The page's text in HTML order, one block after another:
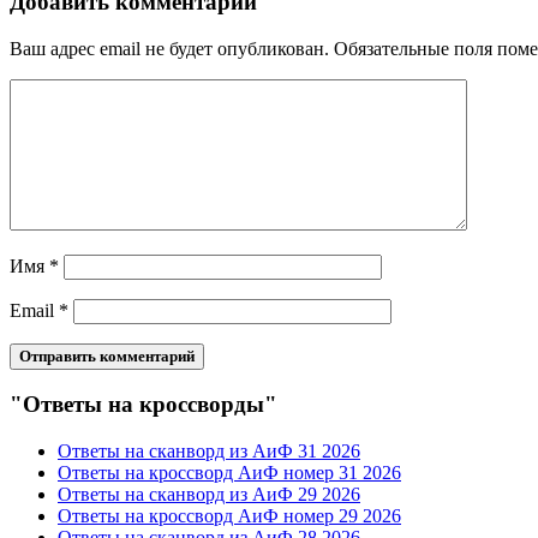
Ваш адрес email не будет опубликован. Обязательные поля
Имя *
Email *
"Ответы на кроссворды"
Ответы на сканворд из АиФ 31 2026
Ответы на кроссворд АиФ номер 31 2026
Ответы на сканворд из АиФ 29 2026
Ответы на кроссворд АиФ номер 29 2026